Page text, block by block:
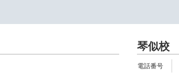
琴似校